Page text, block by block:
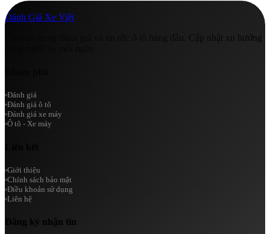
A
Đánh Giá Xe Việt
Chuyên trang đánh giá và tin tức ô tô hàng đầu. Cập nhật xu hướng
Đánh giá
Đánh giá ô tô
Đánh giá xe máy
Ô tô - Xe máy
Giới thiệu
Chính sách bảo mật
Điều khoản sử dụng
Liên hệ
Đăng ký nhận tin